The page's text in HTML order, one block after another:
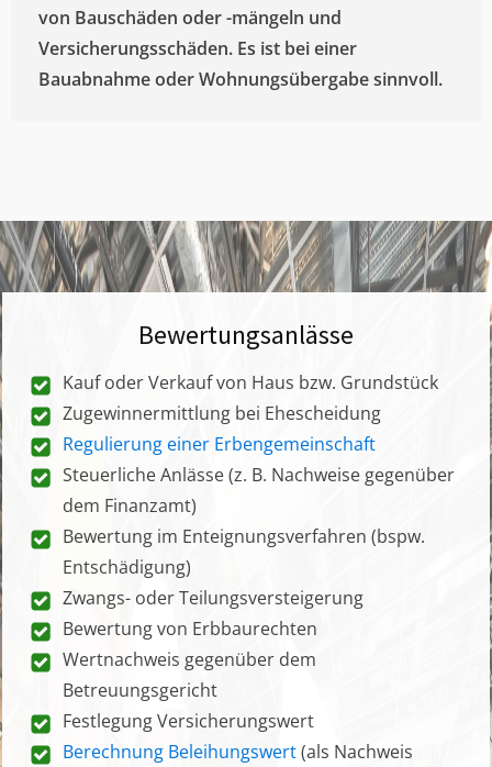
von Bauschäden oder -mängeln und
Versicherungsschäden. Es ist bei einer
Bauabnahme oder Wohnungsübergabe sinnvoll.
Bewertungsanlässe
Kauf oder Verkauf von Haus bzw. Grundstück
Zugewinnermittlung bei Ehescheidung
Regulierung einer Erbengemeinschaft
Steuerliche Anlässe (z. B. Nachweise gegenüber
dem Finanzamt)
Bewertung im Enteignungsverfahren (bspw.
Entschädigung)
Zwangs- oder Teilungsversteigerung
Bewertung von Erbbaurechten
Wertnachweis gegenüber dem
Betreuungsgericht
Festlegung Versicherungswert
Berechnung Beleihungswert(als Nachweis